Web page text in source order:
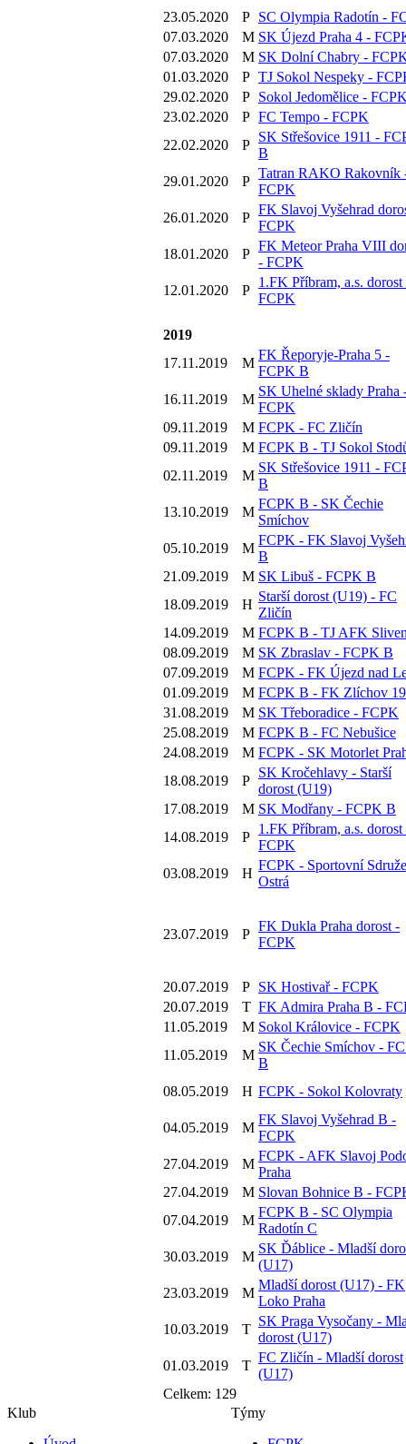
23.05.2020
P SC Olympia Radotín -
07.03.2020
M SK Újezd Praha 4 -
07.03.2020
M SK Dolní Chabry -
01.03.2020
P TJ Sokol Nespeky -
29.02.2020
P Sokol Jedomělice -
23.02.2020
P FC Tempo - FCPK
22.02.2020
P
SK Střešovice 1911 -
B
29.01.2020
P
Tatran RAKO Rakovník
FCPK
26.01.2020
P
FK Slavoj Vyšehrad
FCPK
18.01.2020
P
FK Meteor Praha VIII
- FCPK
12.01.2020
P
1.FK Příbram, a.s. dorost
FCPK
2019
17.11.2019
M
FK Řeporyje-Praha 5 -
FCPK B
16.11.2019
M
SK Uhelné sklady Praha
FCPK
09.11.2019
M FCPK - FC Zličín
09.11.2019
M FCPK B - TJ Sokol
02.11.2019
M
SK Střešovice 1911 -
B
13.10.2019
M
FCPK B - SK Čechie
Smíchov
05.10.2019
M
FCPK - FK Slavoj
B
21.09.2019
M SK Libuš - FCPK B
18.09.2019
H
Starší dorost (U19) - FC
Zličín
14.09.2019
M FCPK B - TJ AFK
08.09.2019
M SK Zbraslav - FCPK B
07.09.2019
M FCPK - FK Újezd nad
01.09.2019
M FCPK B - FK Zlíchov
31.08.2019
M SK Třeboradice - FCPK
25.08.2019
M FCPK B - FC Nebušice
24.08.2019
M FCPK - SK Motorlet
18.08.2019
P
SK Kročehlavy - Starší
dorost (U19)
17.08.2019
M SK Modřany - FCPK B
14.08.2019
P
1.FK Příbram, a.s. dorost
FCPK
03.08.2019
H
FCPK - Sportovní
Ostrá
23.07.2019 P
FK Dukla Praha dorost -
FCPK
20.07.2019 P SK Hostivař - FCPK
20.07.2019
T FK Admira Praha B -
11.05.2019
M Sokol Královice - FCPK
11.05.2019
M
SK Čechie Smíchov -
B
08.05.2019
H FCPK - Sokol Kolovraty
04.05.2019 M
FK Slavoj Vyšehrad B -
FCPK
27.04.2019
M
FCPK - AFK Slavoj
Praha
27.04.2019
M Slovan Bohnice B -
07.04.2019
M
FCPK B - SC Olympia
Radotín C
30.03.2019
M
SK Ďáblice - Mladší
(U17)
23.03.2019
M
Mladší dorost (U17) - FK
Loko Praha
10.03.2019
T
SK Praga Vysočany -
dorost (U17)
01.03.2019
T
FC Zličín - Mladší dorost
(U17)
Celkem: 129
Klub
Týmy